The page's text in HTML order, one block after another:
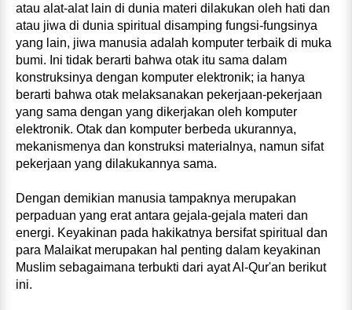
atau alat‑alat lain di dunia materi dilakukan oleh hati dan
atau jiwa di dunia spiritual disamping fungsi­-fungsinya
yang lain, jiwa manusia adalah komputer terbaik di muka
bumi. Ini tidak berarti bahwa otak itu sama dalam
konstruksinya dengan komputer elektronik; ia hanya
berarti bahwa otak melaksanakan pekerjaan‑pekerjaan
yang sama dengan yang dikerjakan oleh komputer
elektronik. Otak dan komputer berbeda ukurannya,
mekanismenya dan konstruksi materialnya, namun sifat
pekerjaan yang dilakukannya sama.
Dengan demikian manusia tampaknya merupakan
perpaduan yang erat antara gejala‑gejala materi dan
energi. Keyakinan pada hakikatnya bersifat spiritual dan
para Malaikat merupakan hal penting dalam keyakinan
Muslim sebagaimana terbukti dari ayat Al‑Qur'an berikut
ini.